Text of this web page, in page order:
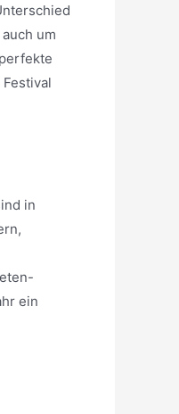
um
in
ein